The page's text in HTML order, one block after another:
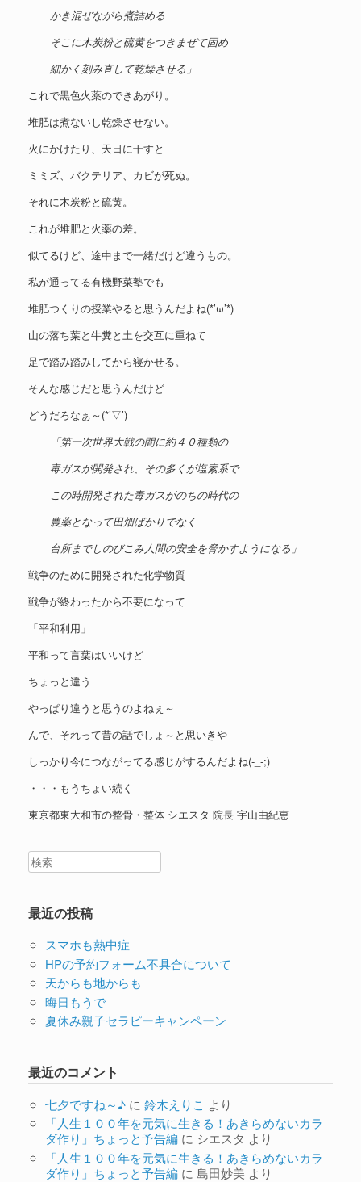
かき混ぜながら煮詰める
そこに木炭粉と硫黄をつきまぜて固め
細かく刻み直して乾燥させる」
これで黒色火薬のできあがり。
堆肥は煮ないし乾燥させない。
火にかけたり、天日に干すと
ミミズ、バクテリア、カビが死ぬ。
それに木炭粉と硫黄。
これが堆肥と火薬の差。
似てるけど、途中まで一緒だけど違うもの。
私が通ってる有機野菜塾でも
堆肥つくりの授業やると思うんだよね(*’ω’*)
山の落ち葉と牛糞と土を交互に重ねて
足で踏み踏みしてから寝かせる。
そんな感じだと思うんだけど
どうだろなぁ～(*’▽’)
「第一次世界大戦の間に約４０種類の
毒ガスが開発され、その多くが塩素系で
この時開発された毒ガスがのちの時代の
農薬となって田畑ばかりでなく
台所までしのびこみ人間の安全を脅かすようになる」
戦争のために開発された化学物質
戦争が終わったから不要になって
「平和利用」
平和って言葉はいいけど
ちょっと違う
やっぱり違うと思うのよねぇ～
んで、それって昔の話でしょ～と思いきや
しっかり今につながってる感じがするんだよね(-_-;)
・・・もうちょい続く
東京都東大和市の整骨・整体 シエスタ 院長 宇山由紀恵
最近の投稿
スマホも熱中症
HPの予約フォーム不具合について
天からも地からも
晦日もうで
夏休み親子セラピーキャンペーン
最近のコメント
七夕ですね～♪に 鈴木えりこ より
「人生１００年を元気に生きる！あきらめないカラ
ダ作り」ちょっと予告編に シエスタ より
「人生１００年を元気に生きる！あきらめないカラ
ダ作り」ちょっと予告編に 島田妙美 より